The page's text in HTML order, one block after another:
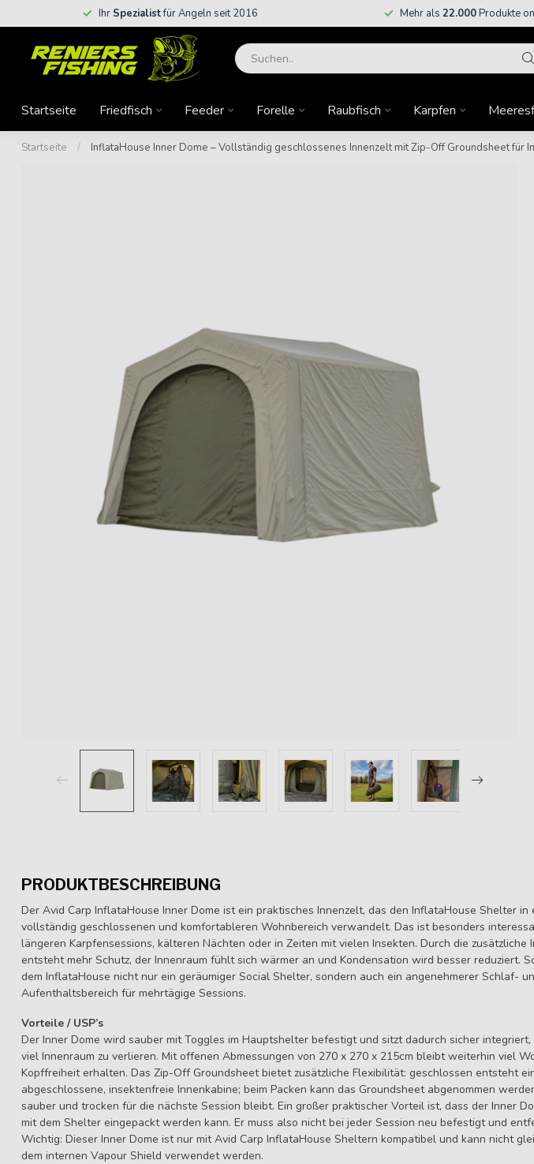
Ihr Spezialistfür Angeln seit 2016 Mehr als 22.000Produkte
Startseite Friedfisch Feeder Forelle Raubfisch Karpfen
Startseite / InflataHouse Inner Dome – Vollständig geschlossenes Innenzelt mit Zip-Off Groundsheet für
PRODUKTBESCHREIBUNG
Der Avid Carp InflataHouse Inner Dome ist ein praktisches Innenzelt, das den InflataHouse Shelter in
vollständig geschlossenen und komfortableren Wohnbereich verwandelt. Das ist besonders
längeren Karpfensessions, kälteren Nächten oder in Zeiten mit vielen Insekten. Durch die zusätzliche
entsteht mehr Schutz, der Innenraum fühlt sich wärmer an und Kondensation wird besser reduziert.
dem InflataHouse nicht nur ein geräumiger Social Shelter, sondern auch ein angenehmerer Schlaf-
Aufenthaltsbereich für mehrtägige Sessions.
Vorteile / USP’s
Der Inner Dome wird sauber mit Toggles im Hauptshelter befestigt und sitzt dadurch sicher
viel Innenraum zu verlieren. Mit offenen Abmessungen von 270 x 270 x 215cm bleibt weiterhin viel
Kopffreiheit erhalten. Das Zip-Off Groundsheet bietet zusätzliche Flexibilität: geschlossen entsteht
abgeschlossene, insektenfreie Innenkabine; beim Packen kann das Groundsheet abgenommen
sauber und trocken für die nächste Session bleibt. Ein großer praktischer Vorteil ist, dass der Inner
mit dem Shelter eingepackt werden kann. Er muss also nicht bei jeder Session neu befestigt und
Wichtig: Dieser Inner Dome ist nur mit Avid Carp InflataHouse Sheltern kompatibel und kann nicht
dem internen Vapour Shield verwendet werden.